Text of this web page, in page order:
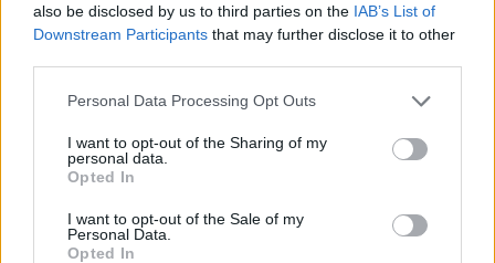
also be disclosed by us to third parties on the IAB’s List of
Downstream Participants that may further disclose it to other
Please note that this website/app uses one or more Google
not limited to your visit or usage behaviour. You may click to
grant or deny consent to Google and its third-party tags to
use your data for below specified purposes in below Google
consent section.
Personal Data Processing Opt Outs
I want to opt-out of the Sharing of my
personal data.
Opted In
I want to opt-out of the Sale of my
Personal Data.
Opted In
Az a jogértelmezés, hogy különbséget lehet tenni jogos és
alaptalan asszonyverés között, még olyan ítéletekből is
kiolvasható, ahol egyébként a bántalmazott javára
döntenek:„A feleség jogosan szakította meg a házassági
életközösséget, mert férje amiatt, hogy vasárnap fel akarta
húzni az új cipőjét, tettleg bántalmazta.” „Válóok, ha a férj
negyvenévi házasság után véresre veri feleségét, mert az
hűtlenül gazdálkodik.”
azért adtak igazat a feleségnek, mert a bíró szerint „vétke”
nem állt arányban az elszenvedett fenyítéssel.